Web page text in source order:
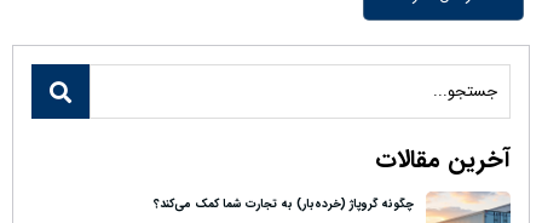
آخرین مقالات
چگونه گروپاژ (خرده‌بار) به تجارت شما کمک می‌کند؟